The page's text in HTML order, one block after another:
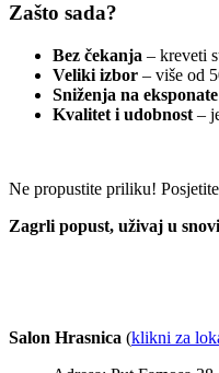
Zašto sada?
Bez čekanja – kreveti
Veliki izbor – više od
Sniženja na eksponate
Kvalitet i udobnost –
Ne propustite priliku!
Zagrli popust, uživaj u
Salon Hrasnica (klikni za